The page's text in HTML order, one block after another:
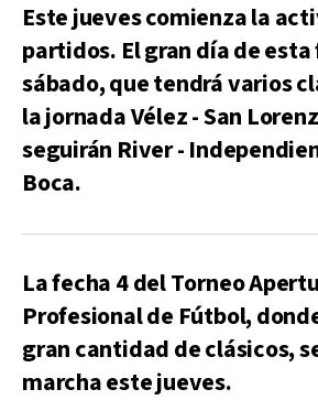
Este jueves comienza la
partidos. El gran día de esta
sábado, que tendrá varios
la jornada Vélez - San
seguirán River -
Boca.
La fecha 4 del Torneo
Profesional de Fútbol,
gran cantidad de clásicos,
marcha este jueves.